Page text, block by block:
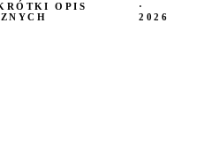
OPIS
·
2026